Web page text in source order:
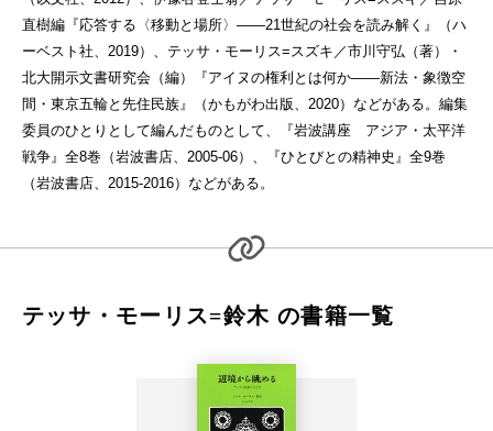
直樹編『応答する〈移動と場所〉――21世紀の社会を読み解く』（ハ
ーベスト社、2019）、テッサ・モーリス=スズキ／市川守弘（著）・
北大開示文書研究会（編）『アイヌの権利とは何か――新法・象徴空
間・東京五輪と先住民族』（かもがわ出版、2020）などがある。編集
委員のひとりとして編んだものとして、『岩波講座 アジア・太平洋
戦争』全8巻（岩波書店、2005-06）、『ひとびとの精神史』全9巻
（岩波書店、2015-2016）などがある。
テッサ・モーリス=鈴木 の書籍一覧